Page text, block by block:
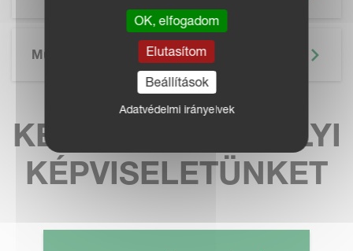
Műszaki Adatok
KERESSE MEG HELYI
KÉPVISELETÜNKET
OK, elfogadom
Elutasítom
Beállítások
Adatvédelmi irányelvek